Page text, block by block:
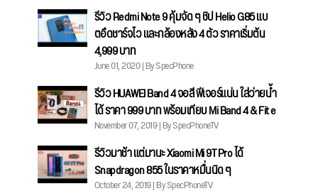
รีวิว Redmi Note 9 คุ้มจัด ๆ ชิป Helio G85 แบ
ตอึดชาร์จไว และกล้องหลัง 4 ตัว ราคาเริ่มต้น
4,999 บาท
June 01, 2020 | By SpecPhone
รีวิว HUAWEI Band 4 จอสี ฟีเจอร์แน่น ใส่ว่ายน้ำ
ได้ ราคา 999 บาท พร้อมเทียบ Mi Band 4 & Fit e
November 07, 2019 | By SpecPhoneTV
รีวิวมาช้า แต่มานะ Xiaomi Mi 9T Pro ได้
Snapdragon 855 ในราคาหมื่นนิด ๆ
October 24, 2019 | By SpecPhoneTV